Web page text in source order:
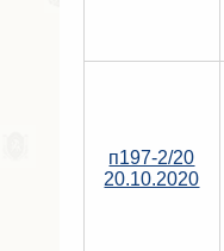
п197-2/20
20.10.2020